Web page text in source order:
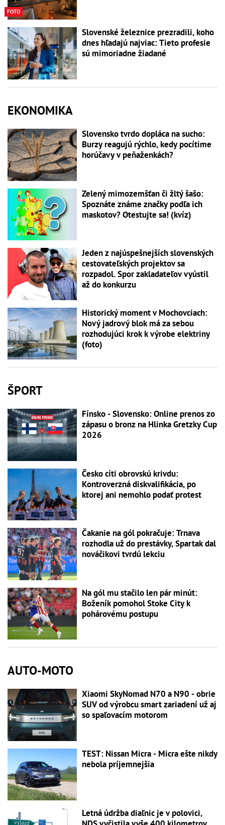
FOTO
Slovenské železnice prezradili, koho
dnes hľadajú najviac: Tieto profesie
sú mimoriadne žiadané
EKONOMIKA
Slovensko tvrdo dopláca na sucho:
Burzy reagujú rýchlo, kedy pocítime
horúčavy v peňaženkách?
Zelený mimozemšťan či žltý šašo:
Spoznáte známe značky podľa ich
maskotov? Otestujte sa! (kvíz)
Jeden z najúspešnejších slovenských
cestovateľských projektov sa
rozpadol. Spor zakladateľov vyústil
až do konkurzu
Historický moment v Mochovciach:
Nový jadrový blok má za sebou
rozhodujúci krok k výrobe elektriny
(foto)
ŠPORT
Fínsko - Slovensko: Online prenos zo
zápasu o bronz na Hlinka Gretzky Cup
2026
Česko cíti obrovskú krivdu:
Kontroverzná diskvalifikácia, po
ktorej ani nemohlo podať protest
Čakanie na gól pokračuje: Trnava
rozhodla už do prestávky, Spartak dal
nováčikovi tvrdú lekciu
Na gól mu stačilo len pár minút:
Boženík pomohol Stoke City k
pohárovému postupu
AUTO-MOTO
Xiaomi SkyNomad N70 a N90 - obrie
SUV od výrobcu smart zariadení už aj
so spaľovacím motorom
TEST: Nissan Micra - Micra ešte nikdy
nebola príjemnejšia
Letná údržba diaľnic je v polovici,